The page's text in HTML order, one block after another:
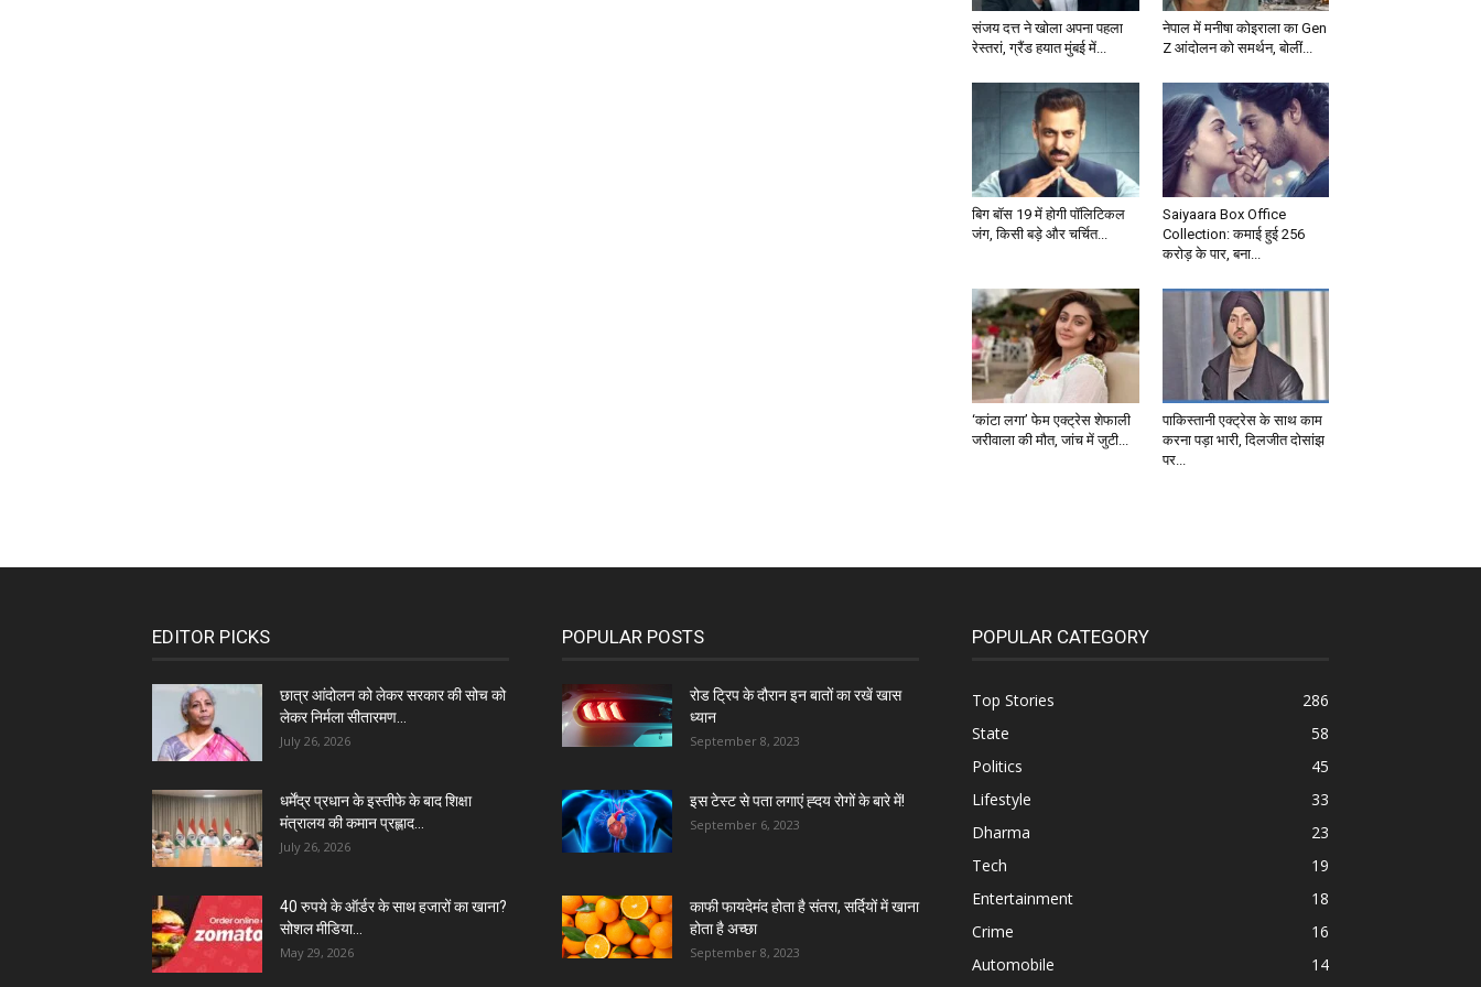
संजय दत्त ने खोला अपना पहला
रेस्तरां, ग्रैंड हयात मुंबई में...
नेपाल में मनीषा कोइराला का Gen
Z आंदोलन को समर्थन, बोलीं...
बिग बॉस 19 में होगी पॉलिटिकल
जंग, किसी बड़े और चर्चित...
Saiyaara Box Office
Collection: कमाई हुई 256
करोड़ के पार, बना...
‘कांटा लगा’ फेम एक्ट्रेस शेफाली
जरीवाला की मौत, जांच में जुटी...
पाकिस्तानी एक्ट्रेस के साथ काम
करना पड़ा भारी, दिलजीत दोसांझ
पर...
EDITOR PICKS
छात्र आंदोलन को लेकर सरकार की सोच को
लेकर निर्मला सीतारमण...
July 26, 2026
धर्मेंद्र प्रधान के इस्तीफे के बाद शिक्षा
मंत्रालय की कमान प्रह्लाद...
July 26, 2026
40 रुपये के ऑर्डर के साथ हजारों का खाना?
सोशल मीडिया...
May 29, 2026
POPULAR POSTS
रोड ट्रिप के दौरान इन बातों का रखें खास
ध्यान
September 8, 2023
इस टेस्ट से पता लगाएं ह्दय रोगों के बारे में!
September 6, 2023
काफी फायदेमंद होता है संतरा, सर्दियों में खाना
होता है अच्छा
September 8, 2023
POPULAR CATEGORY
Top Stories
286
State
58
Politics
45
Lifestyle
33
Dharma
23
Tech
19
Entertainment
18
Crime
16
Automobile
14